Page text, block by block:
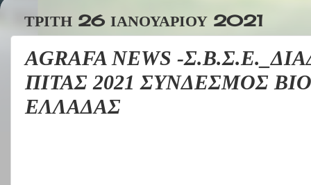
ΤΡΊΤΗ 26 ΙΑΝΟΥΑΡΊΟΥ 2021
AGRAFA NEWS -
ΠΙΤΑΣ 2021 ΣΥΝΔΕΣΜΟΣ
ΕΛΛΑΔΑΣ